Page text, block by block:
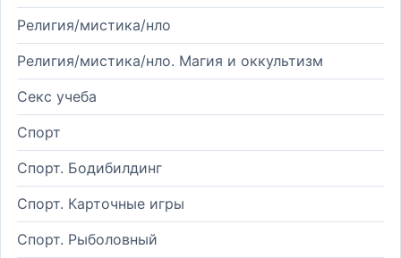
Религия/мистика/нло
Религия/мистика/нло. Магия и оккультизм
Секс учеба
Спорт
Спорт. Бодибилдинг
Спорт. Карточные игры
Спорт. Рыболовный